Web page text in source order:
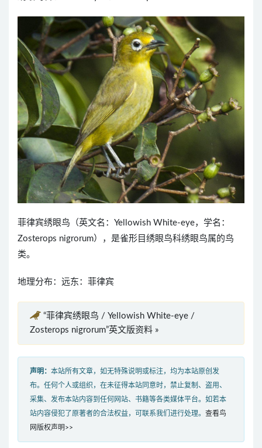
菲律宾绣眼鸟（英文名：Yellowish White-eye，学名：
Zosterops nigrorum），是雀形目绣眼鸟科绣眼鸟属的鸟
类。
地理分布：远东：菲律宾
“菲律宾绣眼鸟 / Yellowish White-eye /
Zosterops nigrorum”英文版资料 »
声明： 本站所有文章，如无特殊说明或标注，均为本站原创发
布。任何个人或组织，在未征得本站同意时，禁止复制、盗用、
采集、发布本站内容到任何网站、书籍等各类媒体平台。如若本
站内容侵犯了原著者的合法权益，可联系我们进行处理。 查看鸟
网版权声明>>